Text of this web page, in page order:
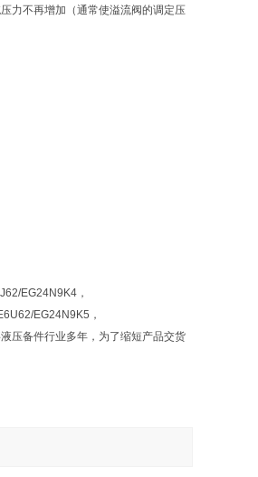
力不再增加（通常使溢流阀的调定压
EG24N9K4，
EG24N9K5，
压备件行业多年，为了缩短产品交货